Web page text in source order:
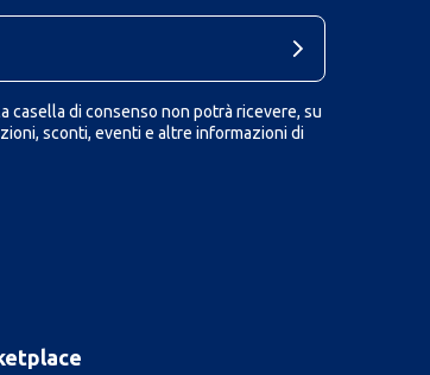
casella di consenso non potrà ricevere, su
sconti, eventi e altre informazioni di